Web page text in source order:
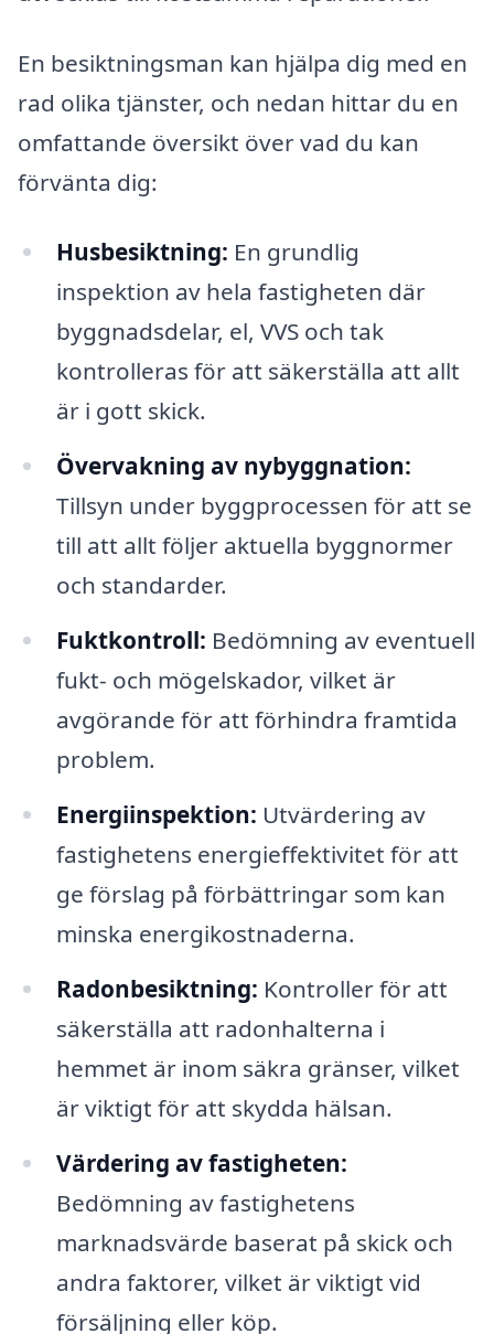
En besiktningsman kan hjälpa dig med en
rad olika tjänster, och nedan hittar du en
omfattande översikt över vad du kan
förvänta dig:
Husbesiktning: En grundlig
inspektion av hela fastigheten där
byggnadsdelar, el, VVS och tak
kontrolleras för att säkerställa att allt
är i gott skick.
Övervakning av nybyggnation:
Tillsyn under byggprocessen för att se
till att allt följer aktuella byggnormer
och standarder.
Fuktkontroll: Bedömning av eventuell
fukt- och mögelskador, vilket är
avgörande för att förhindra framtida
problem.
Energiinspektion: Utvärdering av
fastighetens energieffektivitet för att
ge förslag på förbättringar som kan
minska energikostnaderna.
Radonbesiktning: Kontroller för att
säkerställa att radonhalterna i
hemmet är inom säkra gränser, vilket
är viktigt för att skydda hälsan.
Värdering av fastigheten:
Bedömning av fastighetens
marknadsvärde baserat på skick och
andra faktorer, vilket är viktigt vid
försäljning eller köp.